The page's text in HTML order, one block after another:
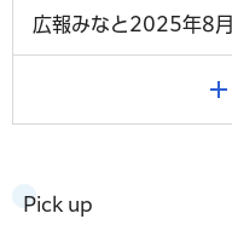
広報みなと2025年8月
Pick up